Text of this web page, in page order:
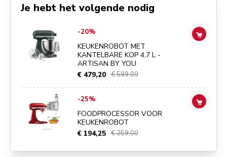
Je hebt het volgende nodig
Go toKEUKENROBOT MET KANTELBARE KOP 4,7 L - ARTISAN BY
-20%
KEUKENROBOT MET
KANTELBARE KOP 4,7 L -
ARTISAN BY YOU
€ 479,20 € 599,00
ADD
FOODPROCESSOR VOOR KEUKENROBOT details page
-25%
FOODPROCESSOR VOOR
KEUKENROBOT
€ 194,25 € 259,00
ADD